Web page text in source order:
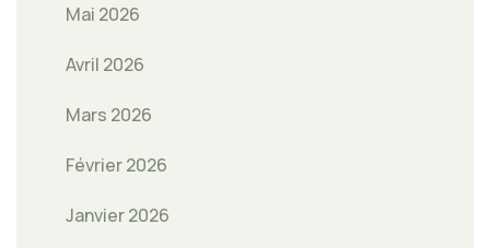
Mai 2026
Avril 2026
Mars 2026
Février 2026
Janvier 2026